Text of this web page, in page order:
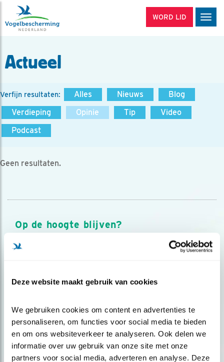
Deze website maakt gebruik van cookies
We gebruiken cookies om content en advertenties te
personaliseren, om functies voor social media te bieden
en om ons websiteverkeer te analyseren. Ook delen we
informatie over uw gebruik van onze site met onze
partners voor social media, adverteren en analyse. Deze
WORD LID
Actueel
Verfijn resultaten: Alles Nieuws
Blog
Verdieping
Opinie Tip
Video
Podcast
Geen resultaten.
Op de hoogte blijven?
Meld je aan en ontvang nieuws, inspiratie, acties en tips
over vogels en activiteiten van Vogelbescherming.